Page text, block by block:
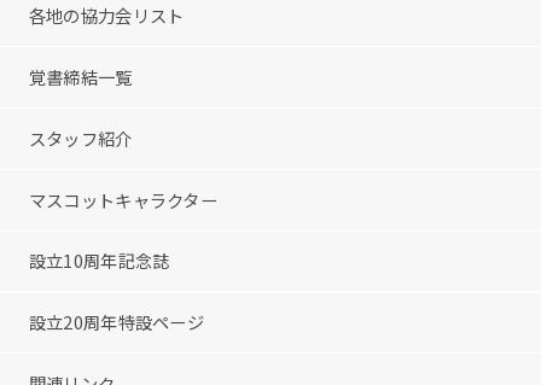
各地の協力会リスト
覚書締結一覧
スタッフ紹介
マスコットキャラクター
設立10周年記念誌
設立20周年特設ページ